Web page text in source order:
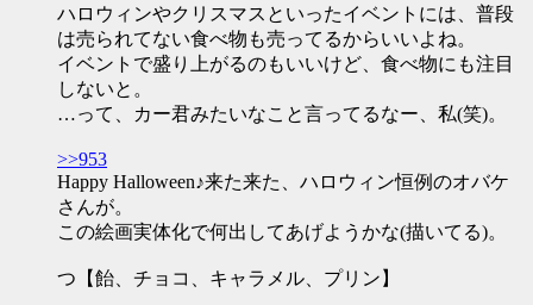
ハロウィンやクリスマスといったイベントには、普段
は売られてない食べ物も売ってるからいいよね。
イベントで盛り上がるのもいいけど、食べ物にも注目
しないと。
…って、カー君みたいなこと言ってるなー、私(笑)。
>>953
Happy Halloween♪来た来た、ハロウィン恒例のオバケ
さんが。
この絵画実体化で何出してあげようかな(描いてる)。
つ【飴、チョコ、キャラメル、プリン】